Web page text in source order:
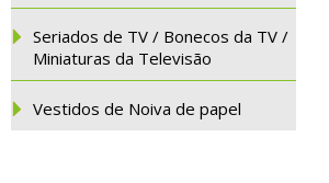
Seriados de TV / Bonecos da TV /
Miniaturas da Televisão
Vestidos de Noiva de papel